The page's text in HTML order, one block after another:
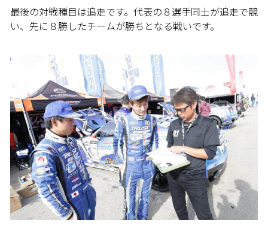
最後の対戦種目は追走です。代表の８選手同士が追走で競
い、先に８勝したチームが勝ちとなる戦いです。